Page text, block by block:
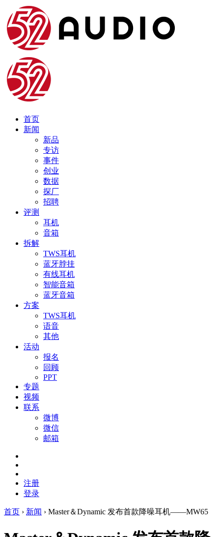
首页
新闻
新品
专访
事件
创业
数据
探厂
招聘
评测
耳机
音箱
拆解
TWS耳机
蓝牙脖挂
有线耳机
智能音箱
蓝牙音箱
方案
TWS耳机
语音
其他
活动
报名
回顾
PPT
专题
视频
联系
微博
微信
邮箱
注册
登录
首页 › 新闻 › Master＆Dynamic 发布首款降噪耳机——MW65